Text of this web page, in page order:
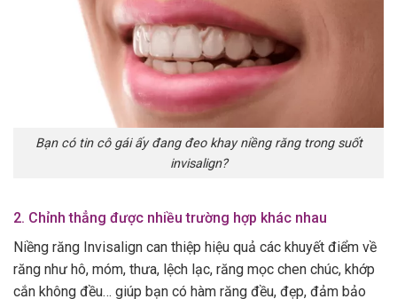
Bạn có tin cô gái ấy đang đeo khay niềng răng trong suốt
invisalign?
2. Chỉnh thẳng được nhiều trường hợp khác nhau
Niềng răng Invisalign can thiệp hiệu quả các khuyết điểm về
răng như hô, móm, thưa, lệch lạc, răng mọc chen chúc, khớp
cắn không đều… giúp bạn có hàm răng đều, đẹp, đảm bảo